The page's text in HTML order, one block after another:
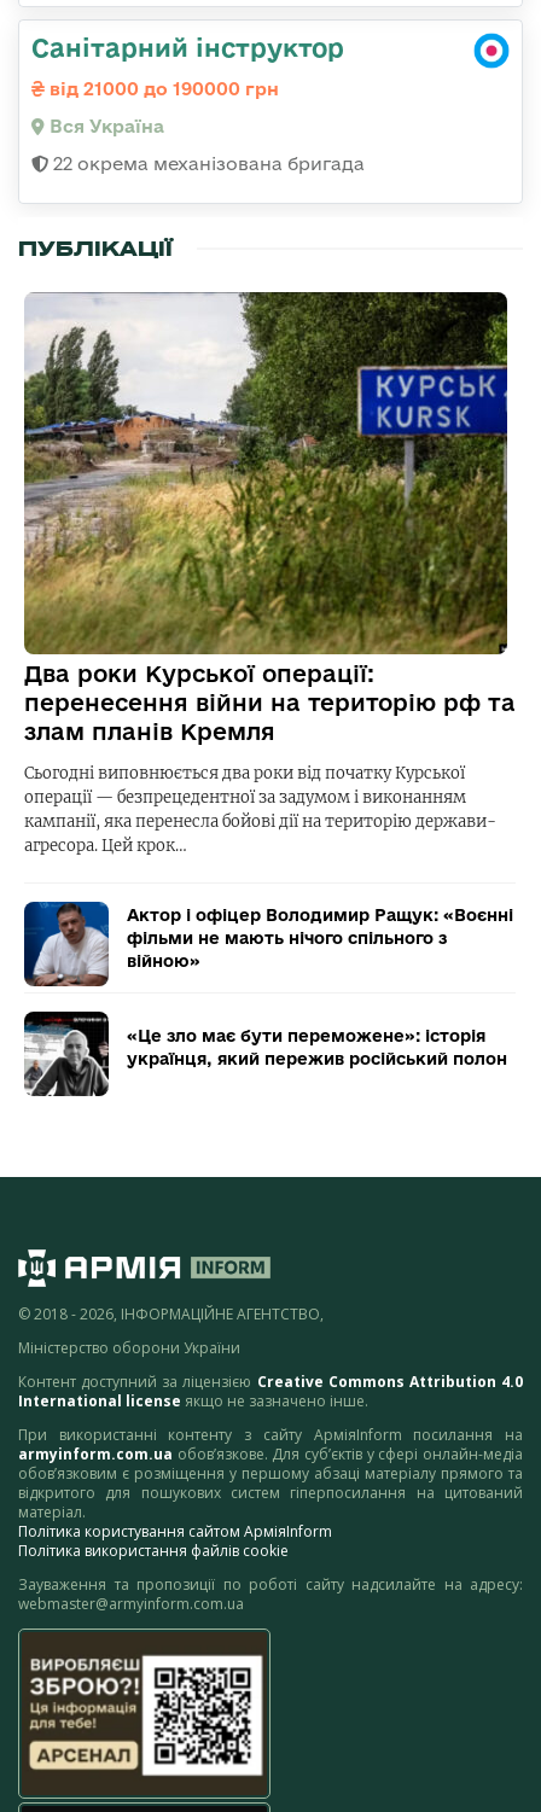
Санітарний інструктор
від 21000 до 190000 грн
Вся Україна
22 окрема механізована бригада
ПУБЛІКАЦІЇ
Два роки Курської операції:
перенесення війни на територію рф та
злам планів Кремля
Сьогодні виповнюється два роки від початку Курської
операції — безпрецедентної за задумом і виконанням
кампанії, яка перенесла бойові дії на територію держави-
агресора. Цей крок…
Актор і офіцер Володимир Ращук: «Воєнні
фільми не мають нічого спільного з
війною»
«Це зло має бути переможене»: історія
українця, який пережив російський полон
© 2018 - 2026, ІНФОРМАЦІЙНЕ АГЕНТСТВО,
Міністерство оборони України
Контент доступний за ліцензією Creative Commons Attribution 4.0
International license якщо не зазначено інше.
При використанні контенту з сайту АрміяInform посилання на
armyinform.com.ua обов’язкове. Для суб’єктів у сфері онлайн-медіа
обов’язковим є розміщення у першому абзаці матеріалу прямого та
відкритого для пошукових систем гіперпосилання на цитований
матеріал.
Політика користування сайтом АрміяInform
Політика використання файлів cookie
Зауваження та пропозиції по роботі сайту надсилайте на адресу:
webmaster@armyinform.com.ua